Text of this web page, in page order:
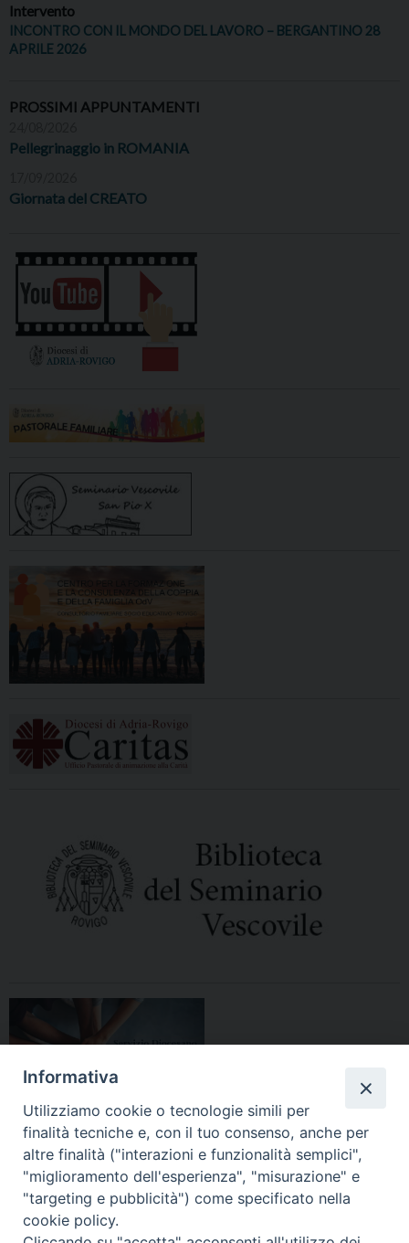
Intervento
INCONTRO CON IL MONDO DEL LAVORO – BERGANTINO 28
APRILE 2026
PROSSIMI APPUNTAMENTI
Pellegrinaggio in ROMANIA
Giornata del CREATO
HOME DIOCESI VESCOVO CURIA VESCOVILE NEWS
Informativa
Utilizziamo cookie o tecnologie simili per
finalità tecniche e, con il tuo consenso, anche per
altre finalità ("interazioni e funzionalità semplici",
"miglioramento dell'esperienza", "misurazione" e
"targeting e pubblicità") come specificato nella
cookie policy.